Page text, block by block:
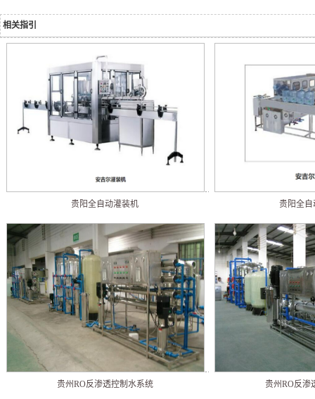
相关指引
贵阳全自动灌装机 贵阳全自
贵州RO反渗透控制水系统 贵州RO反渗